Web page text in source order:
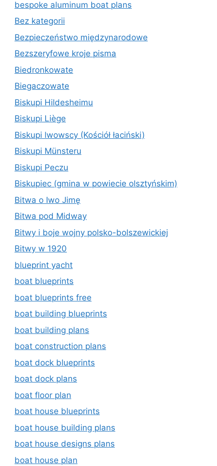
bespoke aluminum boat plans
Bez kategorii
Bezpieczeństwo międzynarodowe
Bezszeryfowe kroje pisma
Biedronkowate
Biegaczowate
Biskupi Hildesheimu
Biskupi Liège
Biskupi lwowscy (Kościół łaciński)
Biskupi Münsteru
Biskupi Peczu
Biskupiec (gmina w powiecie olsztyńskim)
Bitwa o Iwo Jimę
Bitwa pod Midway
Bitwy i boje wojny polsko-bolszewickiej
Bitwy w 1920
blueprint yacht
boat blueprints
boat blueprints free
boat building blueprints
boat building plans
boat construction plans
boat dock blueprints
boat dock plans
boat floor plan
boat house blueprints
boat house building plans
boat house designs plans
boat house plan